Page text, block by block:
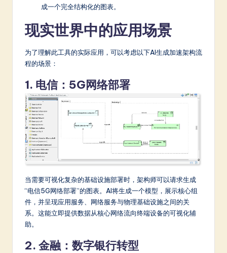
成一个完全结构化的图表。
现实世界中的应用场景
为了理解此工具的实际应用，可以考虑以下AI生成加速架构流
程的场景：
1. 电信：5G网络部署
当需要可视化复杂的基础设施部署时，架构师可以请求生成
“电信5G网络部署”的图表。AI将生成一个模型，展示核心组
件，并呈现应用服务、网络服务与物理基础设施之间的关
系。这能立即提供数据从核心网络流向终端设备的可视化辅
助。
2. 金融：数字银行转型